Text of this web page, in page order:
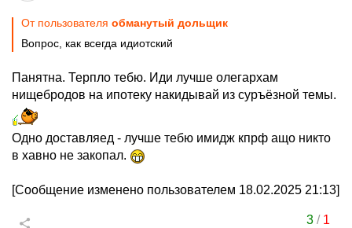
От пользователя обманутый дольщик
Вопрос, как всегда идиотский
Панятна. Терпло тебю. Иди лучше олегархам
нищебродов на ипотеку накидывай из суръёзной темы.
Одно доставляед - лучше тебю имидж кпрф ащо никто
в хавно не закопал.
[Сообщение изменено пользователем 18.02.2025 21:13]
3/ 1